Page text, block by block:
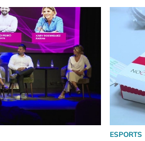
ESPORTS